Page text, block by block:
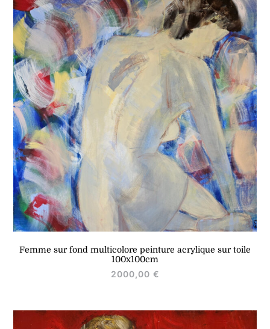
Femme sur fond multicolore peinture acrylique sur toile
100x100cm
2000,00 €